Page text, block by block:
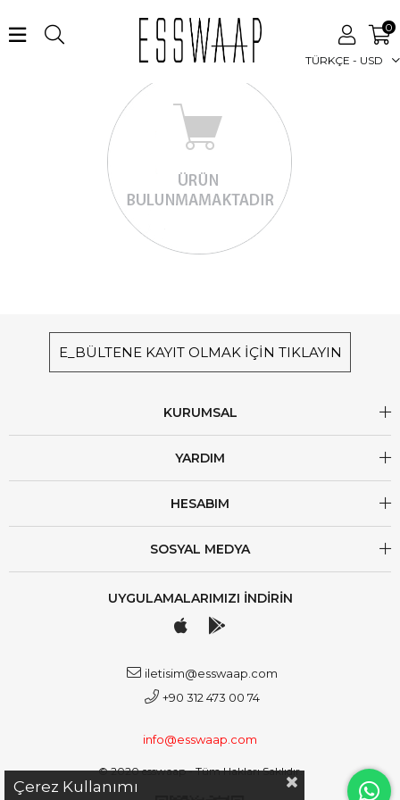
TÜRKÇE - USD
0
E_BÜLTENE KAYIT OLMAK İÇİN TIKLAYIN
KURUMSAL
YARDIM
HESABIM
SOSYAL MEDYA
UYGULAMALARIMIZI İNDİRİN
iletisim@esswaap.com
+90 312 473 00 74
info@esswaap.com
© 2020 esswaap - Tüm Hakları Saklıdır.
Çerez Kullanımı